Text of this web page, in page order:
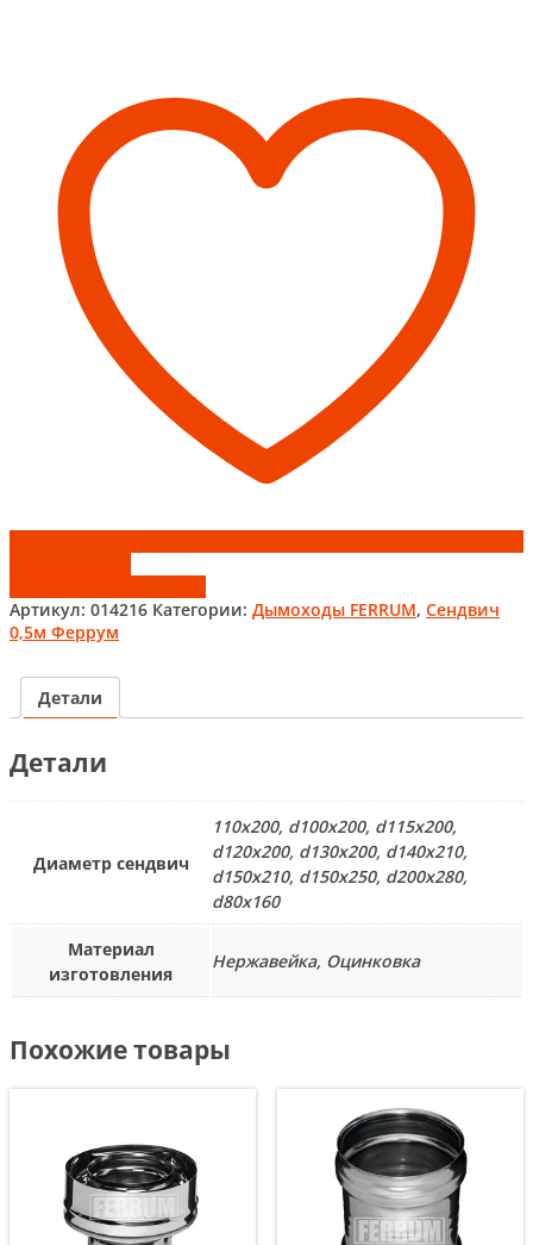
Артикул: 014216 Категории: Дымоходы FERRUM, Сендвич
0,5м Феррум
Детали
Детали
Диаметр сендвич
110х200, d100х200, d115х200,
d120х200, d130х200, d140х210,
d150х210, d150х250, d200х280,
d80х160
Материал
изготовления
Нержавейка, Оцинковка
Похожие товары